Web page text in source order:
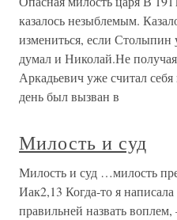
казалось незыблемым.
измениться, если
думал и Николай.Не
Аркадьевич уже считал
день был вызван в
Милость и суд
Милость и суд …милость
Иак2,13 Когда-то я
правильней назвать